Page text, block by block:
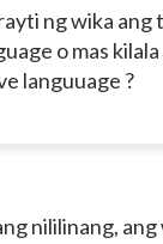
ng wika ang
o mas
languuage ?
nililinang,